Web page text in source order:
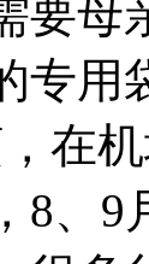
要母
专用
在
8、 9